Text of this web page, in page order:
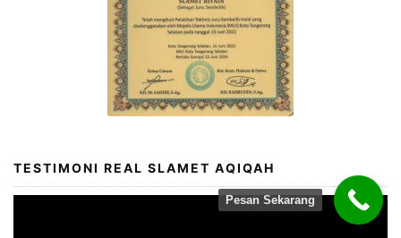
TESTIMONI REAL SLAMET AQIQAH
Pesan Sekarang